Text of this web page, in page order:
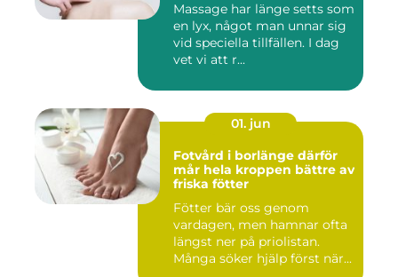
Massage har länge setts som
en lyx, något man unnar sig
vid speciella tillfällen. I dag
vet vi att r...
01. jun
Fotvård i borlänge därför
mår hela kroppen bättre av
friska fötter
Fötter bär oss genom
vardagen, men hamnar ofta
längst ner på priolistan.
Många söker hjälp först när...